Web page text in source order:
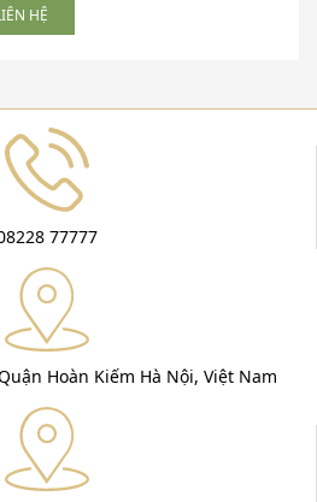
HỆ
77777
Hoàn Kiếm Hà Nội, Việt Nam